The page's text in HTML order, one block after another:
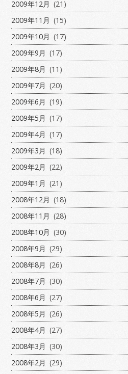
2009年12月 (21)
2009年11月 (15)
2009年10月 (17)
2009年9月 (17)
2009年8月 (11)
2009年7月 (20)
2009年6月 (19)
2009年5月 (17)
2009年4月 (17)
2009年3月 (18)
2009年2月 (22)
2009年1月 (21)
2008年12月 (18)
2008年11月 (28)
2008年10月 (30)
2008年9月 (29)
2008年8月 (26)
2008年7月 (30)
2008年6月 (27)
2008年5月 (26)
2008年4月 (27)
2008年3月 (30)
2008年2月 (29)